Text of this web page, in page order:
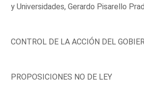
y Universidades, Gerardo Pisarello
CONTROL DE LA ACCIÓN DEL
PROPOSICIONES NO DE LEY